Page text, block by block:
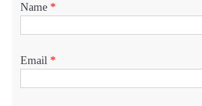
Name *
Email *